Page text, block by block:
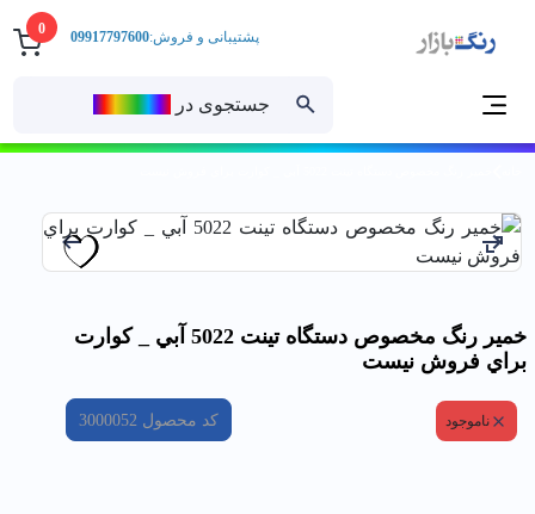
0
جستجوی در
پشتیبانی و فروش:09917797600
خمير رنگ مخصوص دستگاه تينت 5022 آبي _ كوارت
براي فروش نيست
ناموجود کد محصول 3000052